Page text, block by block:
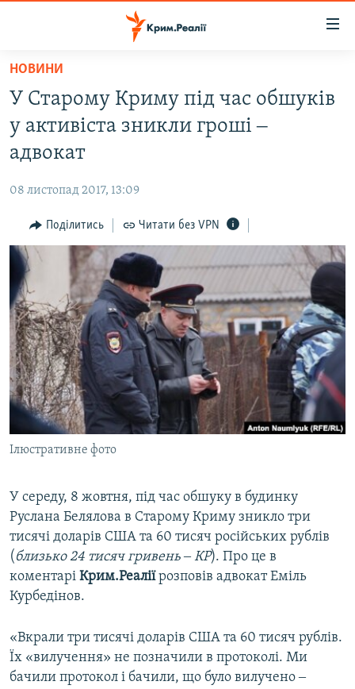
Перейти
основного
матеріалу
Перейти
до
основної
Перейти
до
пошуку
ВОДА.КРИМ
БЛОГИ
ПОГЛЯД
ІНТЕРВ'Ю
ВСЕ ЗА ДЕНЬ
СПЕЦПРОЕКТИ
ДЕПОРТАЦІЯ
ВІДЕОУРОКИ «ELIFBE»
СВІДЧЕННЯ ОКУПАЦІЇ
УКРАЇНСЬКА ПРОБЛЕМА КРИМУ
ІНФОГРАФІКА
ЯК ОБІЙТИ БЛОКУВАННЯ
Русский
Qırımtatar
ДОЛУЧАЙСЯ!
Усі сайти RFE/RL
НОВИНИ
У Старому Криму під час обшуків
у активіста зникли гроші ‒
адвокат
08 листопад 2017, 13:09
Поділитись Читати без VPN
Ілюстративне фото
У середу, 8 жовтня, під час обшуку в будинку
Руслана Белялова в Старому Криму зникло три
тисячі доларів США та 60 тисяч російських рублів
( близько 24 тисяч гривень ‒ КР). Про це в
коментарі Крим.Реаліїрозповів адвокат Еміль
Курбедінов.
«Вкрали три тисячі доларів США та 60 тисяч рублів.
Їх «вилучення» не позначили в протоколі. Ми
бачили протокол і бачили, що було вилучено ‒